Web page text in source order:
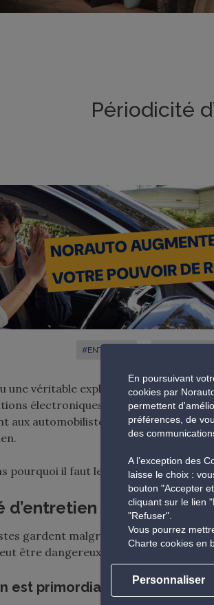
Périodicité
#ENTRETIEN
une véritable explosion technologique
électroniques rendent l’entretien
aux automobilistes une rigueur
pourquoi il faut les respecter.
d’entretien : un élément
gardent malgré tout les mêmes
être dangereux pour la sécurité du
est primordial pour un bon
En poursuivant
cookies par
permettent
préférences, de
des
A l’exception des
laisse le choix :
bouton "Accepter
cliquant sur le lien
"Refuser".
Vous pourrez
Charte cookies en
Personnaliser